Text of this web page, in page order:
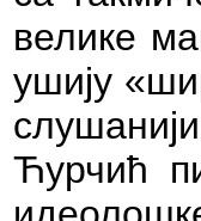
велике
ушију
Ћурчић